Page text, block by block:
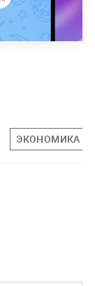
ЭКОНОМИКА